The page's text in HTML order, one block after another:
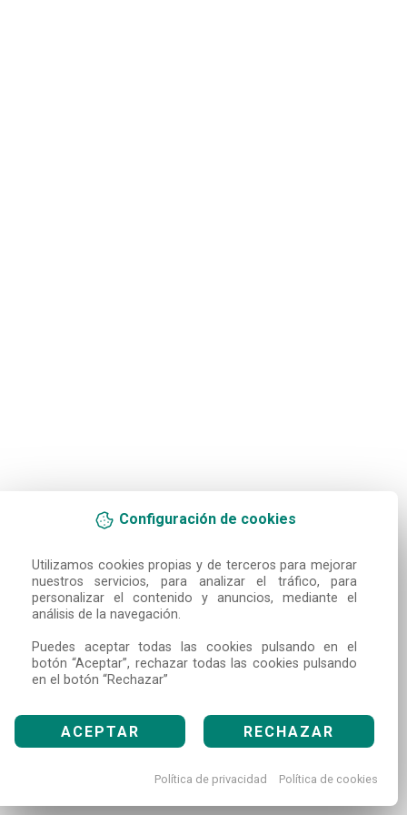
Configuración de cookies
Utilizamos cookies propias y de terceros para mejorar
nuestros servicios, para analizar el tráfico, para
personalizar el contenido y anuncios, mediante el
análisis de la navegación.
Puedes aceptar todas las cookies pulsando en el
botón “Aceptar”, rechazar todas las cookies pulsando
en el botón “Rechazar”
ACEPTAR RECHAZAR
Política de privacidad Política de cookies